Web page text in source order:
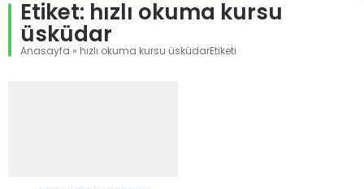
Etiket: hızlı okuma kursu
üsküdar
Anasayfa » hızlı okuma kursu üsküdarEtiketi